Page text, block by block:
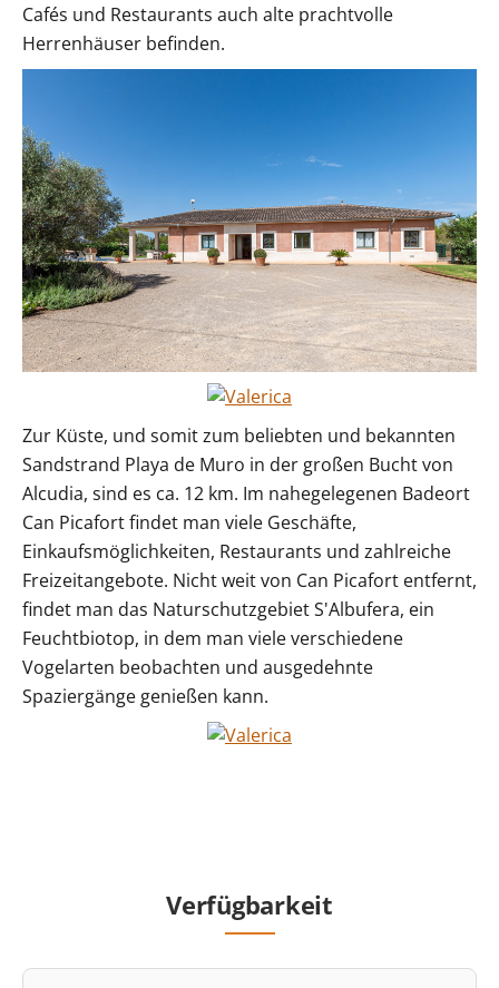
Cafés und Restaurants auch alte prachtvolle
Herrenhäuser befinden.
Zur Küste, und somit zum beliebten und bekannten
Sandstrand Playa de Muro in der großen Bucht von
Alcudia, sind es ca. 12 km. Im nahegelegenen Badeort
Can Picafort findet man viele Geschäfte,
Einkaufsmöglichkeiten, Restaurants und zahlreiche
Freizeitangebote. Nicht weit von Can Picafort entfernt,
findet man das Naturschutzgebiet S'Albufera, ein
Feuchtbiotop, in dem man viele verschiedene
Vogelarten beobachten und ausgedehnte
Spaziergänge genießen kann.
Verfügbarkeit